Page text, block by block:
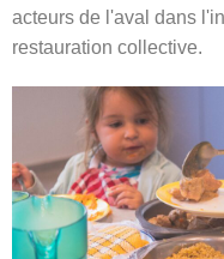
acteurs de l'aval dans
restauration collective.